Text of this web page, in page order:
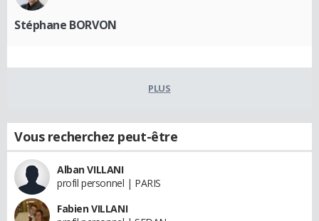
Stéphane BORVON
PLUS
Vous recherchez peut-être
Alban VILLANI
profil personnel | PARIS
Fabien VILLANI